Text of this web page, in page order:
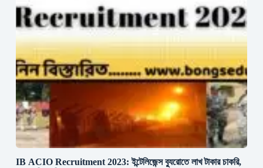
IB ACIO Recruitment 2023: ইন্টেলিজেন্স ব্যুরোতে লাখ টাকার চাকরি,